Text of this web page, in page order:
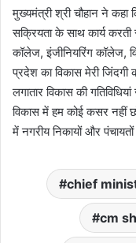
मुख्यमंत्री श्री चौहान ने कहा
सक्रियता के साथ कार्य
कॉलेज, इंजीनियरिंग कॉलेज,
प्रदेश का विकास मेरी
लगातार विकास की
विकास में हम कोई कसर नहीं
में नगरीय निकायों और
chief
cm